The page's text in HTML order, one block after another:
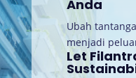
Anda
Ubah
menjadi
Let